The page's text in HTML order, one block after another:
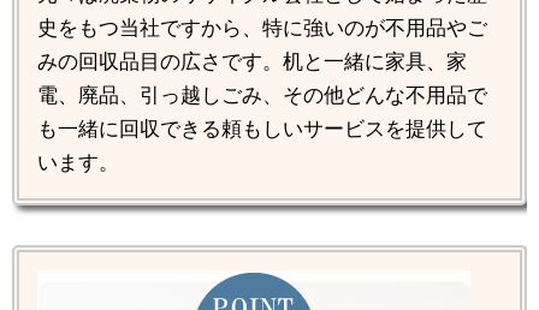
史をもつ当社ですから、特に強いのが不用品やご
みの回収品目の広さです。机と一緒に家具、家
電、廃品、引っ越しごみ、その他どんな不用品で
も一緒に回収できる頼もしいサービスを提供して
います。